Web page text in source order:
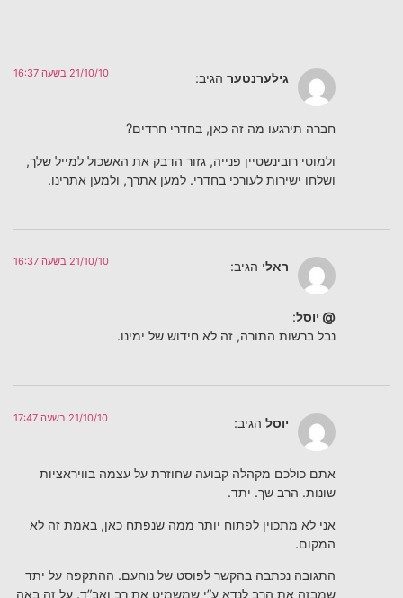
גילערנטער הגיב: 21/10/10 בשעה 16:37
חברה תירגעו מה זה כאן, בחדרי חרדים?
ולמוטי רובינשטיין פנייה, גזור הדבק את האשכול למייל שלך,
ושלחו ישירות לעורכי בחדרי. למען אתרך, ולמען אתרינו.
ראלי הגיב: 21/10/10 בשעה 16:37
@ יוסל:
נבל ברשות התורה, זה לא חידוש של ימינו.
יוסל הגיב: 21/10/10 בשעה 17:47
אתם כולכם מקהלה קבועה שחוזרת על עצמה בוויראציות
שונות. הרב שך. יתד.
אני לא מתכוין לפתוח יותר ממה שנפתח כאן, באמת זה לא
המקום.
התגובה נכתבה בהקשר לפוסט של נוחעם. ההתקפה על יתד
שמבזה את הרב לנדא ע”י שמשמיט את רב ואב”ד. על זה באה